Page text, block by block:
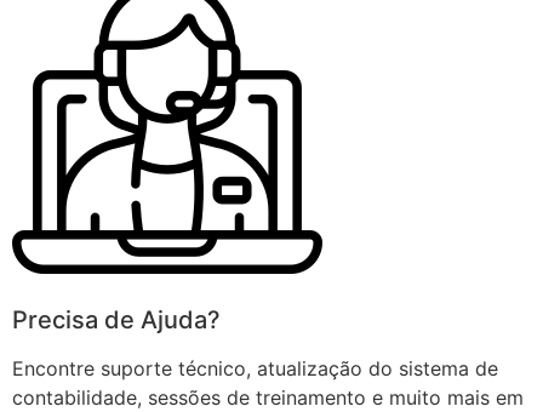
Precisa de Ajuda?
Encontre suporte técnico, atualização do sistema de
contabilidade, sessões de treinamento e muito mais em